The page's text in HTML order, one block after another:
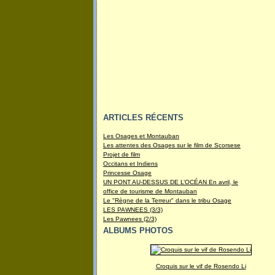
ARTICLES RÉCENTS
Les Osages et Montauban
Les attentes des Osages sur le film de Scorsese
Projet de film
Occitans et Indiens
Princesse Osage
UN PONT AU-DESSUS DE L’OCÉAN En avril, le
office de tourisme de Montauban
Le "Règne de la Terreur" dans le tribu Osage
LES PAWNEES (3/3)
Les Pawnees (2/3)
ALBUMS PHOTOS
Croquis sur le vif de Rosendo Li